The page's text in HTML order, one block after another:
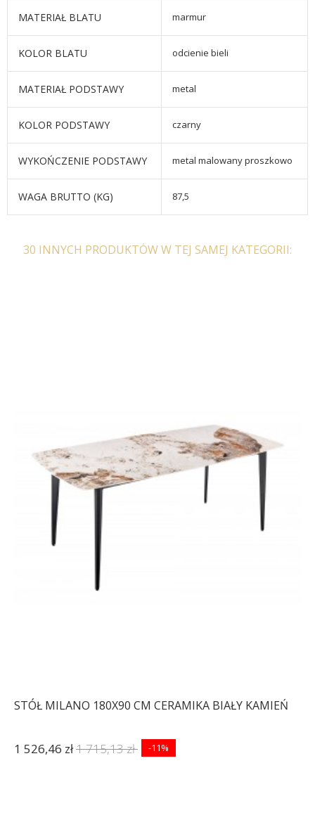
MATERIAŁ BLATU marmur
KOLOR BLATU odcienie bieli
MATERIAŁ PODSTAWY metal
KOLOR PODSTAWY czarny
WYKOŃCZENIE PODSTAWY metal malowany proszkowo
WAGA BRUTTO (KG) 87,5
STÓŁ CORBY 105 CM
BIAŁY MARMUR
2 002,67 zł 2 472,43 zł
STOLIK KAWOWY CORBY
MARMUR BIAŁY 80X45
1 729,25 zł
30 INNYCH PRODUKTÓW W TEJ SAMEJ KATEGORII:
STÓŁ MILANO 180X90 CM CERAMIKA BIAŁY KAMIEŃ
1 526,46 zł1 715,13 zł -11%